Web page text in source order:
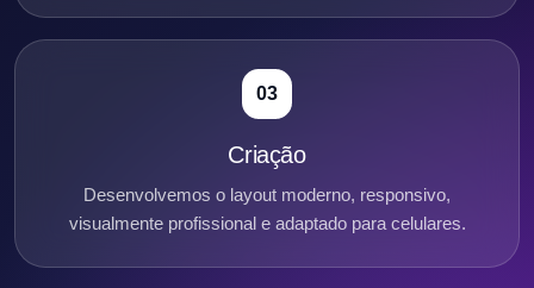
03
Criação
Desenvolvemos o layout moderno, responsivo,
visualmente profissional e adaptado para celulares.